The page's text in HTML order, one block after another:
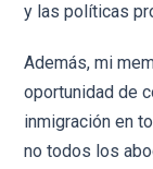
y las políticas
Además, mi
oportunidad de
inmigración en
no todos los